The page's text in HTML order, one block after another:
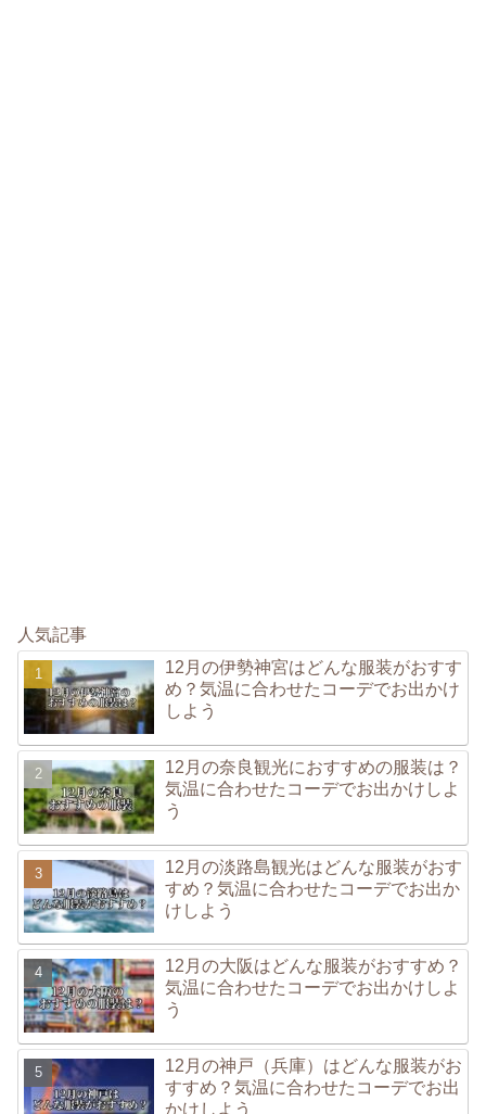
人気記事
12月の伊勢神宮はどんな服装がおすす
め？気温に合わせたコーデでお出かけ
しよう
12月の奈良観光におすすめの服装は？
気温に合わせたコーデでお出かけしよ
う
12月の淡路島観光はどんな服装がおす
すめ？気温に合わせたコーデでお出か
けしよう
12月の大阪はどんな服装がおすすめ？
気温に合わせたコーデでお出かけしよ
う
12月の神戸（兵庫）はどんな服装がお
すすめ？気温に合わせたコーデでお出
かけしよう